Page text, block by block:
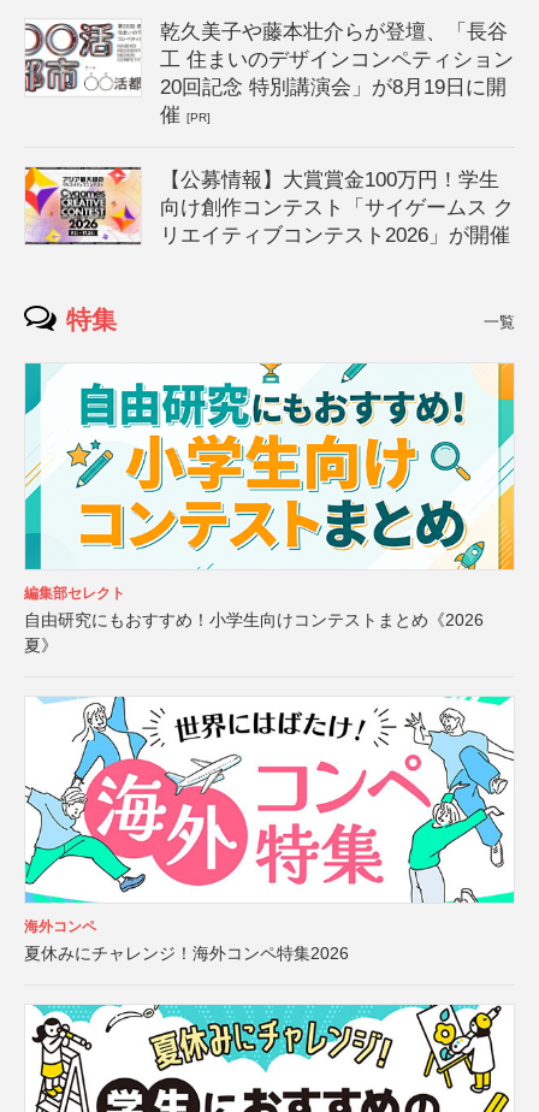
乾久美子や藤本壮介らが登壇、「長谷
工 住まいのデザインコンペティション
20回記念 特別講演会」が8月19日に開
催[PR]
【公募情報】大賞賞金100万円！学生
向け創作コンテスト「サイゲームス ク
リエイティブコンテスト2026」が開催
特集 一覧
編集部セレクト
自由研究にもおすすめ！小学生向けコンテストまとめ《2026
夏》
海外コンペ
夏休みにチャレンジ！海外コンペ特集2026